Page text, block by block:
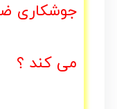
جوشکاری
می کند ؟